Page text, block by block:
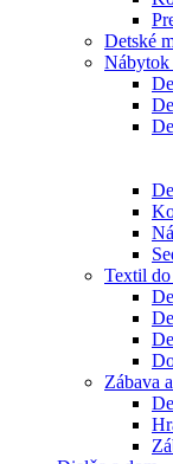
Detské
Nábytok
Textil
Zábava